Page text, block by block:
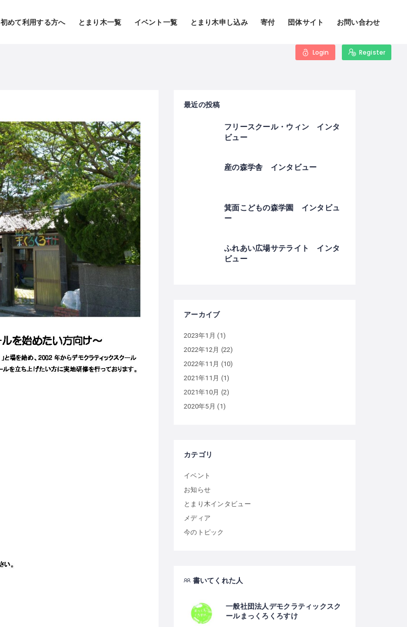
初めて利用する方へ とまり木一覧 イベント一覧 とまり木申し込み 寄付 団体サイト お問い合わせ
Login Register
最近の投稿
フリースクール・ウィン インタ
ビュー
産の森学舎 インタビュー
箕面こどもの森学園 インタビュ
ー
ふれあい広場サテライト インタ
ビュー
アーカイブ
2023年1月 (1)
2022年12月 (22)
2022年11月 (10)
2021年11月 (1)
2021年10月 (2)
2020年5月 (1)
カテゴリ
イベント
お知らせ
とまり木インタビュー
メディア
今のトピック
書いてくれた人
一般社団法人デモクラティックスク
ールまっくろくろすけ